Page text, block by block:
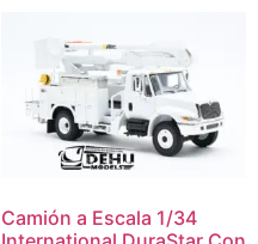
Camión a Escala 1/34